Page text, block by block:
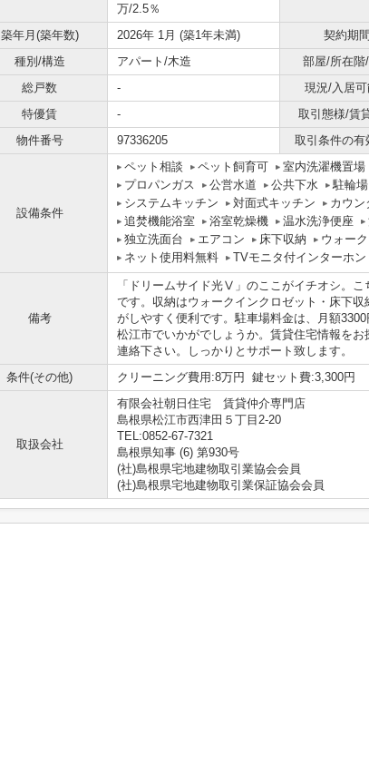
万/2.5％
築年月(築年数) 2026年 1月 (築1年未満)
契約期
種別/構造
アパート/木造
部屋/所在階
総戸数
-
現況/入居
特優賃
-
取引態様/賃
物件番号
97336205 取引条件の有
設備条件
ペット相談 ペット飼育可
室内洗濯機置場
プロパンガス
公営水道 公共下水
駐輪場
システムキッチン
対面式キッチン
カウン
追焚機能浴室
浴室乾燥機 温水洗浄便座
独立洗面台
エアコン 床下収納
ウォー
ネット使用料無料
TVモニタ付インターホン
備考
「ドリームサイド光Ⅴ」のここがイチオシ。
です。収納はウォークインクロゼット・床下
がしやすく便利です。駐車場料金は、月額
松江市でいかがでしょうか。賃貸住宅情報を
連絡下さい。しっかりとサポート致します。
条件(その他)
クリーニング費用:8万円 鍵セット費:3,300円
取扱会社
有限会社朝日住宅 賃貸仲介専門店
島根県松江市西津田５丁目2-20
TEL:0852-67-7321
島根県知事 (6) 第930号
(社)島根県宅地建物取引業協会会員
(社)島根県宅地建物取引業保証協会会員